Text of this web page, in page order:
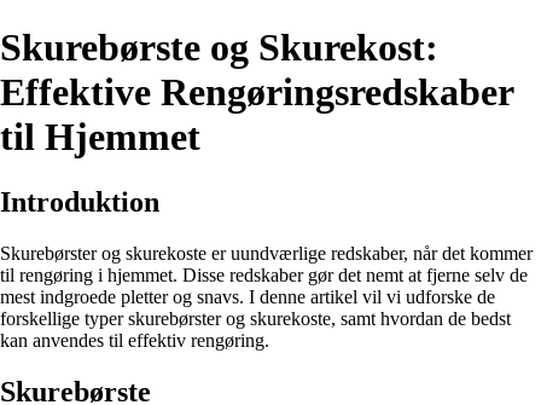
Skurebørste og Skurekost:
Effektive Rengøringsredskaber
til Hjemmet
Introduktion
Skurebørster og skurekoste er uundværlige redskaber, når det kommer
til rengøring i hjemmet. Disse redskaber gør det nemt at fjerne selv de
mest indgroede pletter og snavs. I denne artikel vil vi udforske de
forskellige typer skurebørster og skurekoste, samt hvordan de bedst
kan anvendes til effektiv rengøring.
Skurebørste